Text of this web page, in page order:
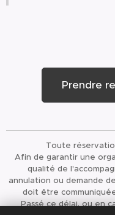
Prendre
Toute
Afin de garantir une
qualité de
annulation ou demande
doit être
Passé ce délai, ou en